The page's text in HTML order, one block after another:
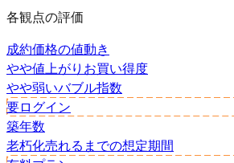
各観点の評価
成約価格の値動き
やや値上がり お買い得度
やや弱いバブル指数
要ログイン
築年数
老朽化売れるまでの想定期間